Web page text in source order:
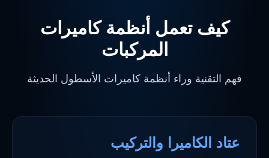
كيف تعمل أنظمة كاميرات
المركبات
فهم التقنية وراء أنظمة كاميرات الأسطول الحديثة
عتاد الكاميرا والتركيب